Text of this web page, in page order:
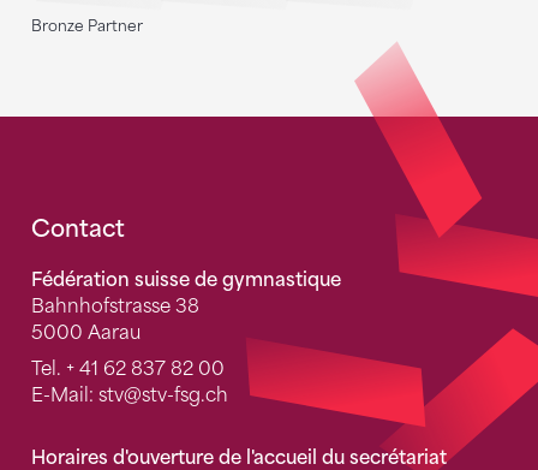
Bronze Partner
Fusszeile
Contact
Fédération suisse de gymnastique
Bahnhofstrasse 38
5000 Aarau
Tel. + 41 62 837 82 00
E-Mail: stv@stv-fsg.ch
Horaires d'ouverture de l'accueil du secrétariat